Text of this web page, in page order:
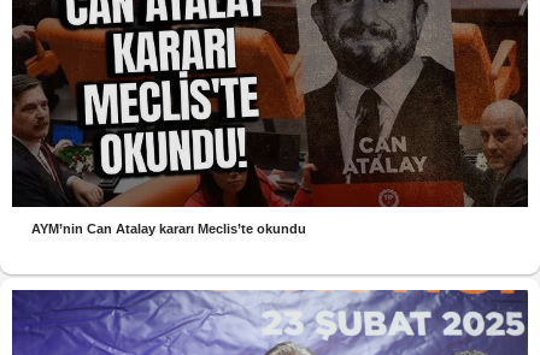
AYM’nin Can Atalay kararı Meclis’te okundu